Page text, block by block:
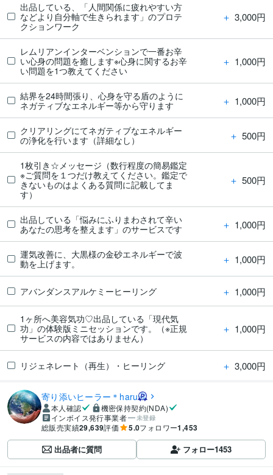
出品している、「人間関係に疲れやすい方
などより自分軸で生きられます」のプロテ
クションワーク
＋ 3,000円
レムリアンインターベンションで一番お辛
い心身の問題を癒します※心身に関するお辛
い問題を1つ教えてください
＋ 1,000円
結界を24時間張り、心身を守る盾のように
ネガティブなエネルギー等から守ります
＋ 1,000円
クリアリングにてネガティブなエネルギー
の浄化を行います（詳細なし）
＋ 500円
1枚引き☆メッセージ（数行程度の簡易鑑定
※ご質問を１つだけ教えてください。鑑定で
きないものはよくある質問に記載してま
す）
＋ 500円
出品している「悩みにふりまわされて辛い
あなたの思考を整えます」のサービスです
＋ 1,000円
運気改善に、大黒様の金砂エネルギーで波
動を上げます。
＋ 1,000円
アバンダンスアルケミーヒーリング ＋ 1,000円
1ヶ所へ美容気功♡出品している「現代気
功」の体験版ミニセッションです。（※正規
サービスの内容ではありません）
＋ 1,000円
リジェネレート（再生）・ヒーリング ＋ 3,000円
寄り添いヒーラー＊haru
本人確認
機密保持契約(NDA)
インボイス発行事業者
未登録
総販売実績29,639評価 5.0フォロワー1,453
出品者に質問 フォロー1453